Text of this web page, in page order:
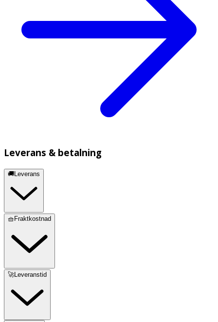
Leverans & betalning
🚚Leverans
🧺Fraktkostnad
🚀Leveranstid